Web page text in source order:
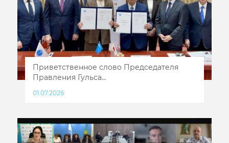
Приветственное слово Председателя
Правления Гульса...
01.07.2026